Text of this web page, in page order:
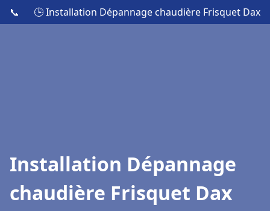
📞 🕒 Installation Dépannage chaudière Frisquet Dax
Installation Dépannage
chaudière Frisquet Dax